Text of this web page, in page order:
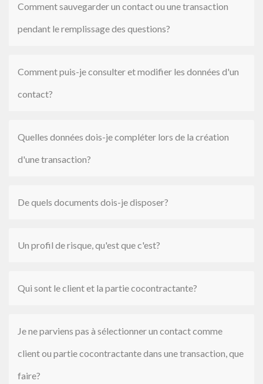
Comment sauvegarder un contact ou une transaction
pendant le remplissage des questions?
Comment puis-je consulter et modifier les données d'un
contact?
Quelles données dois-je compléter lors de la création
d'une transaction?
De quels documents dois-je disposer?
Un profil de risque, qu'est que c'est?
Qui sont le client et la partie cocontractante?
Je ne parviens pas à sélectionner un contact comme
client ou partie cocontractante dans une transaction, que
faire?